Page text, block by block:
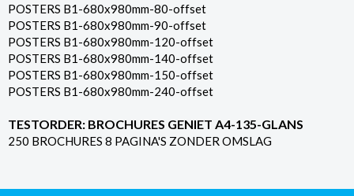
POSTERS B1-680x980mm-80-offset
POSTERS B1-680x980mm-90-offset
POSTERS B1-680x980mm-120-offset
POSTERS B1-680x980mm-140-offset
POSTERS B1-680x980mm-150-offset
POSTERS B1-680x980mm-240-offset
TESTORDER: BROCHURES GENIET A4-135-GLANS
250 BROCHURES 8 PAGINA'S ZONDER OMSLAG